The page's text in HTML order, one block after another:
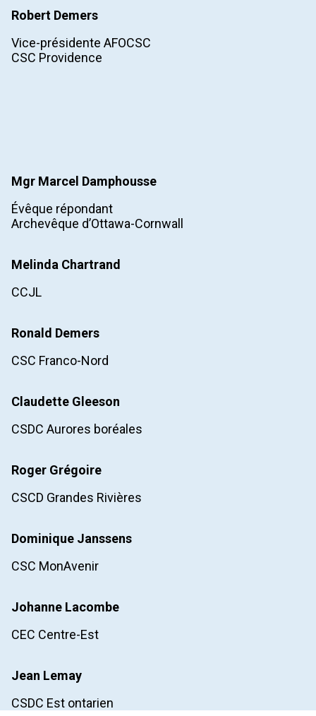
Robert Demers
Vice-présidente AFOCSC
CSC Providence
Mgr Marcel Damphousse
Évêque répondant
Archevêque d’Ottawa-Cornwall
Melinda Chartrand
CCJL
Ronald Demers
CSC Franco-Nord
Claudette Gleeson
CSDC Aurores boréales
Roger Grégoire
CSCD Grandes Rivières
Dominique Janssens
CSC MonAvenir
Johanne Lacombe
CEC Centre-Est
Jean Lemay
CSDC Est ontarien